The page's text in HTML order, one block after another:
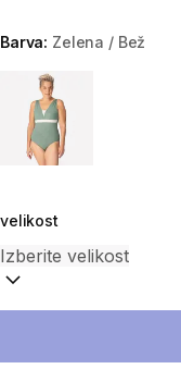
Barva: Zelena / Bež
Choose a variant
velikost